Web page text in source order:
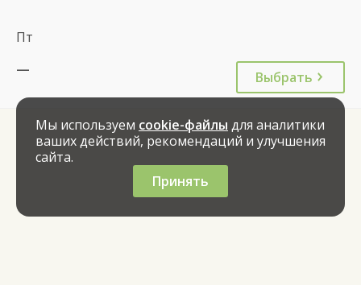
Пт
—
Выбрать
Мы используем cookie-файлы для аналитики
ваших действий, рекомендаций и улучшения
сайта.
Принять